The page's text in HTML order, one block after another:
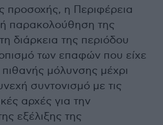
προσοχής, η Περιφέρεια
παρακολούθηση της
διάρκεια της περιόδου
των επαφών που είχε
μόλυνσης μέχρι
συντονισμό με τις
αρχές για την
εξέλιξης της